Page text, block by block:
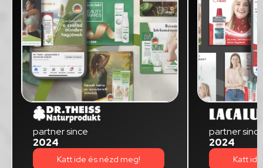
partner since
2024
Katt ide és nézd meg!
partner
2024
Katt